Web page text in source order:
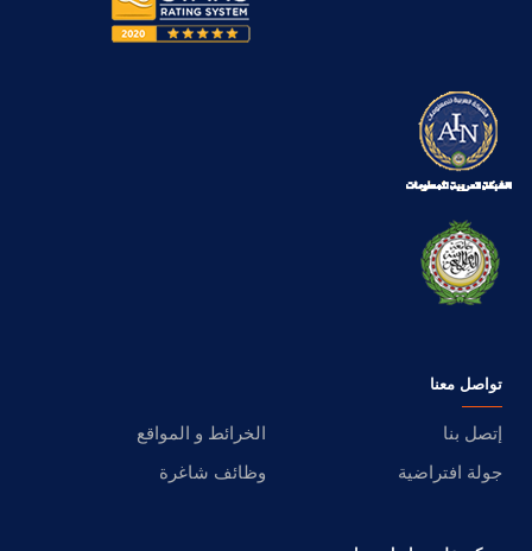
تواصل معنا
إتصل بنا
الخرائط و المواقع
جولة افتراضية
وظائف شاغرة